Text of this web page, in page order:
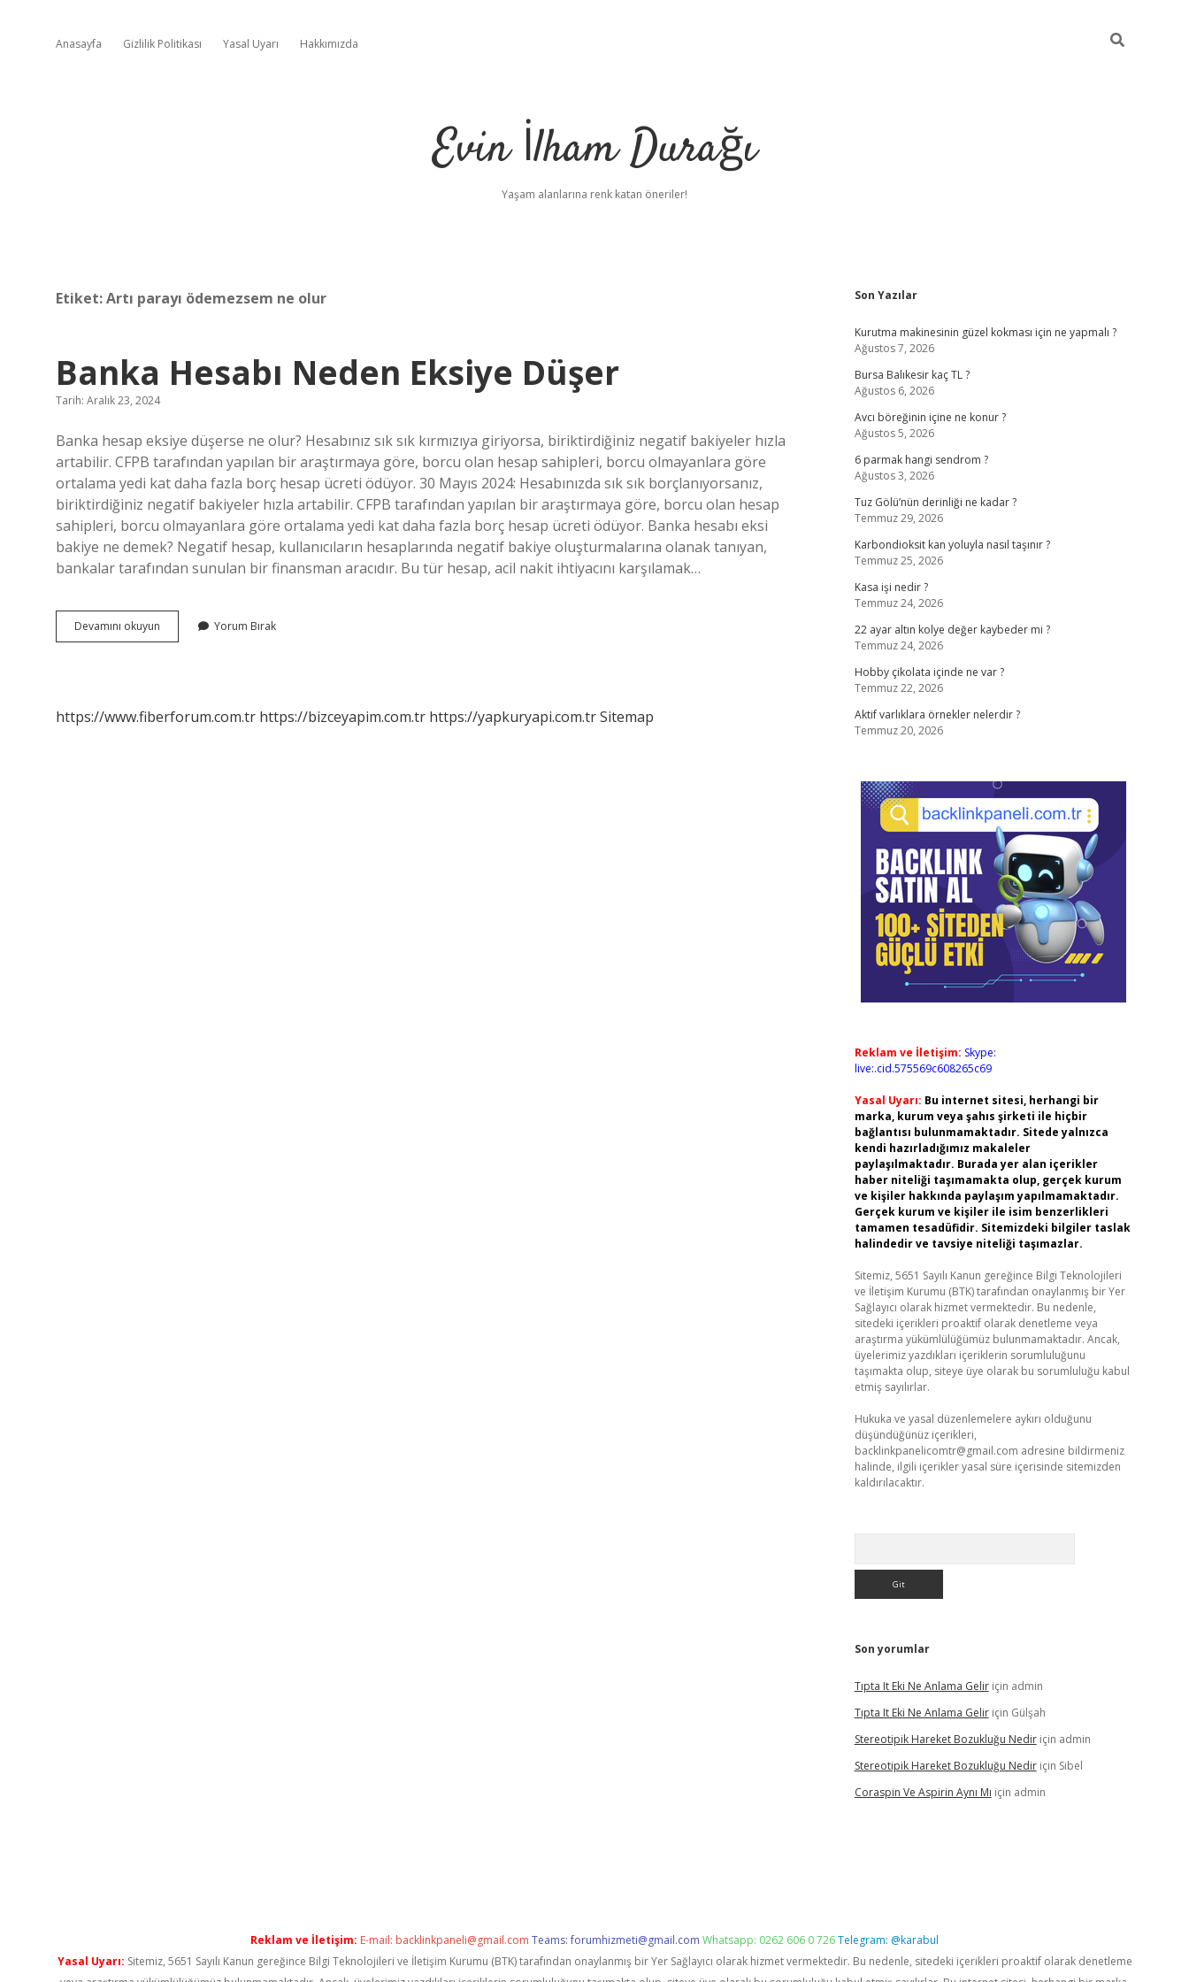
Anasayfa Gizlilik Politikası Yasal Uyarı Hakkımızda
Evin İlham Durağı
Yaşam alanlarına renk katan öneriler!
Etiket:Artı parayı ödemezsem ne olur
Banka Hesabı Neden Eksiye Düşer
Tarih: Aralık 23, 2024
Banka hesap eksiye düşerse ne olur? Hesabınız sık sık kırmızıya giriyorsa, biriktirdiğiniz negatif bakiyeler hızla
artabilir. CFPB tarafından yapılan bir araştırmaya göre, borcu olan hesap sahipleri, borcu olmayanlara göre
ortalama yedi kat daha fazla borç hesap ücreti ödüyor. 30 Mayıs 2024: Hesabınızda sık sık borçlanıyorsanız,
biriktirdiğiniz negatif bakiyeler hızla artabilir. CFPB tarafından yapılan bir araştırmaya göre, borcu olan hesap
sahipleri, borcu olmayanlara göre ortalama yedi kat daha fazla borç hesap ücreti ödüyor. Banka hesabı eksi
bakiye ne demek? Negatif hesap, kullanıcıların hesaplarında negatif bakiye oluşturmalarına olanak tanıyan,
bankalar tarafından sunulan bir finansman aracıdır. Bu tür hesap, acil nakit ihtiyacını karşılamak…
Devamını okuyun
Hesabı
Yorum Bırak
https://www.fiberforum.com.tr https://bizceyapim.com.tr https://yapkuryapi.com.trSitemap
Sidebar
Son Yazılar
Kurutma makinesinin güzel kokması için ne yapmalı ?
Ağustos 7, 2026
Bursa Balıkesir kaç TL ?
Ağustos 6, 2026
Avcı böreğinin içine ne konur ?
Ağustos 5, 2026
6 parmak hangi sendrom ?
Ağustos 3, 2026
Tuz Gölü’nün derinliği ne kadar ?
Temmuz 29, 2026
Karbondioksit kan yoluyla nasıl taşınır ?
Temmuz 25, 2026
Kasa işi nedir ?
Temmuz 24, 2026
22 ayar altın kolye değer kaybeder mi ?
Temmuz 24, 2026
Hobby çikolata içinde ne var ?
Temmuz 22, 2026
Aktif varlıklara örnekler nelerdir ?
Temmuz 20, 2026
Reklam ve İletişim: Skype:
live:.cid.575569c608265c69
Yasal Uyarı: Bu internet sitesi, herhangi bir
marka, kurum veya şahıs şirketi ile hiçbir
bağlantısı bulunmamaktadır. Sitede yalnızca
kendi hazırladığımız makaleler
paylaşılmaktadır. Burada yer alan içerikler
haber niteliği taşımamakta olup, gerçek kurum
ve kişiler hakkında paylaşım yapılmamaktadır.
Gerçek kurum ve kişiler ile isim benzerlikleri
tamamen tesadüfidir. Sitemizdeki bilgiler taslak
halindedir ve tavsiye niteliği taşımazlar.
Sitemiz, 5651 Sayılı Kanun gereğince Bilgi Teknolojileri
ve İletişim Kurumu (BTK) tarafından onaylanmış bir Yer
Sağlayıcı olarak hizmet vermektedir. Bu nedenle,
sitedeki içerikleri proaktif olarak denetleme veya
araştırma yükümlülüğümüz bulunmamaktadır. Ancak,
üyelerimiz yazdıkları içeriklerin sorumluluğunu
taşımakta olup, siteye üye olarak bu sorumluluğu kabul
etmiş sayılırlar.
Hukuka ve yasal düzenlemelere aykırı olduğunu
düşündüğünüz içerikleri,
backlinkpanelicomtr@gmail.com adresine bildirmeniz
halinde, ilgili içerikler yasal süre içerisinde sitemizden
kaldırılacaktır.
Son yorumlar
Tıpta It Eki Ne Anlama Geliriçin admin
Tıpta It Eki Ne Anlama Geliriçin Gülşah
Stereotipik Hareket Bozukluğu Nediriçin admin
Stereotipik Hareket Bozukluğu Nediriçin Sibel
Coraspin Ve Aspirin Aynı Mı için admin
Reklam ve İletişim: E-mail: backlinkpaneli@gmail.com Teams:forumhizmeti@gmail.com Whatsapp: 0262 606 0 726Telegram: @karabul
Yasal Uyarı: Sitemiz, 5651 Sayılı Kanun gereğince Bilgi Teknolojileri ve İletişim Kurumu (BTK) tarafından onaylanmış bir Yer Sağlayıcı olarak hizmet vermektedir. Bu nedenle, sitedeki içerikleri proaktif olarak denetleme